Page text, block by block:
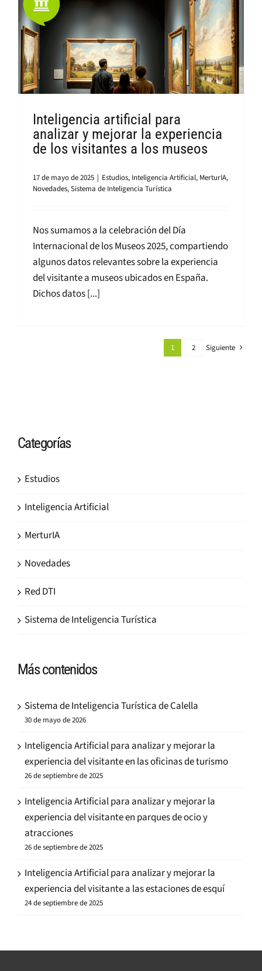
Inteligencia artificial para
analizar y mejorar la experiencia
de los visitantes a los museos
17 de mayo de 2025 | Estudios, Inteligencia Artificial, MerturIA,
Novedades,Sistema de Inteligencia Turística
Nos sumamos a la celebración del Día
Internacional de los Museos 2025, compartiendo
algunos datos relevantes sobre la experiencia
del visitante a museos ubicados en España.
Dichos datos [...]
1 2 Siguiente
Categorías
Estudios
Inteligencia Artificial
MerturIA
Novedades
Red DTI
Sistema de Inteligencia Turística
Más contenidos
Sistema de Inteligencia Turística de Calella
30 de mayo de 2026
Inteligencia Artificial para analizar y mejorar la
experiencia del visitante en las oficinas de turismo
26 de septiembre de 2025
Inteligencia Artificial para analizar y mejorar la
experiencia del visitante en parques de ocio y
atracciones
26 de septiembre de 2025
Inteligencia Artificial para analizar y mejorar la
experiencia del visitante a las estaciones de esquí
24 de septiembre de 2025